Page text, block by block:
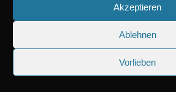
Akzeptieren
Ablehnen
Vorlieben
1 CD ca. 52 Minuten
Jetzt kaufen oder streamen
© Copyright 2026Titania